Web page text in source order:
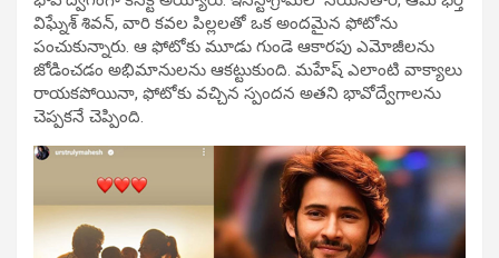
విఘ్నేశ్ శివన్, వారి కవల పిల్లలతో ఒక అందమైన ఫోటోను
పంచుకున్నారు. ఆ ఫోటోకు మూడు గుండె ఆకారపు ఎమోజీలను
జోడించడం అభిమానులను ఆకట్టుకుంది. మహేష్ ఎలాంటి వాక్యాలు
రాయకపోయినా, ఫోటోకు వచ్చిన స్పందన అతని భావోద్వేగాలను
చెప్పకనే చెప్పింది.